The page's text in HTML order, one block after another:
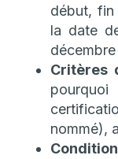
début, fin
la date
décembre
Critères
nommé),